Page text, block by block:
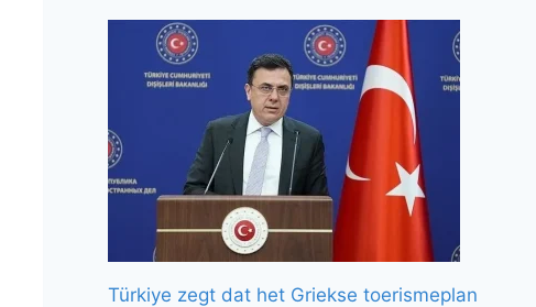
Türkiye zegt dat het Griekse toerismeplan